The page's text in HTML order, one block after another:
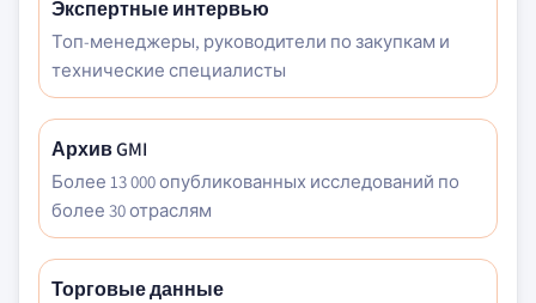
Экспертные интервью
Топ-менеджеры, руководители по закупкам и
технические специалисты
Архив GMI
Более 13 000 опубликованных исследований по
более 30 отраслям
Торговые данные